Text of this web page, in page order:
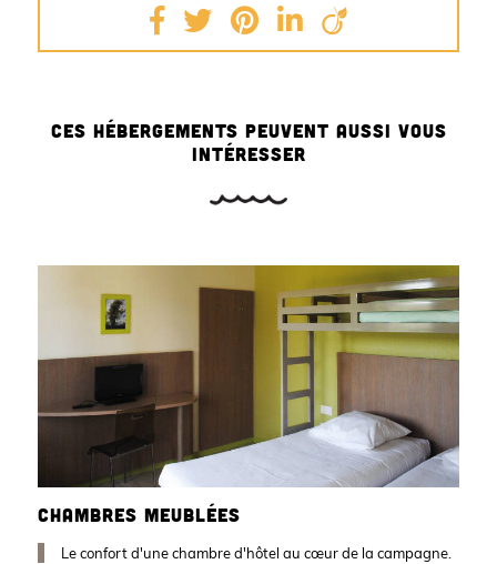
CES HÉBERGEMENTS PEUVENT AUSSI VOUS
INTÉRESSER
CHAMBRES MEUBLÉES
Le confort d'une chambre d'hôtel au cœur de la campagne.